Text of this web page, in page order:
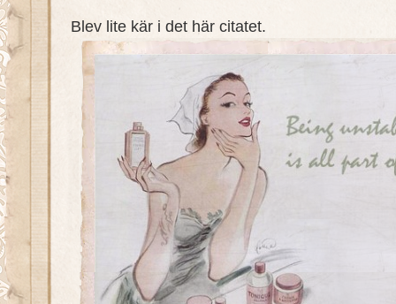
Blev lite kär i det här citatet.